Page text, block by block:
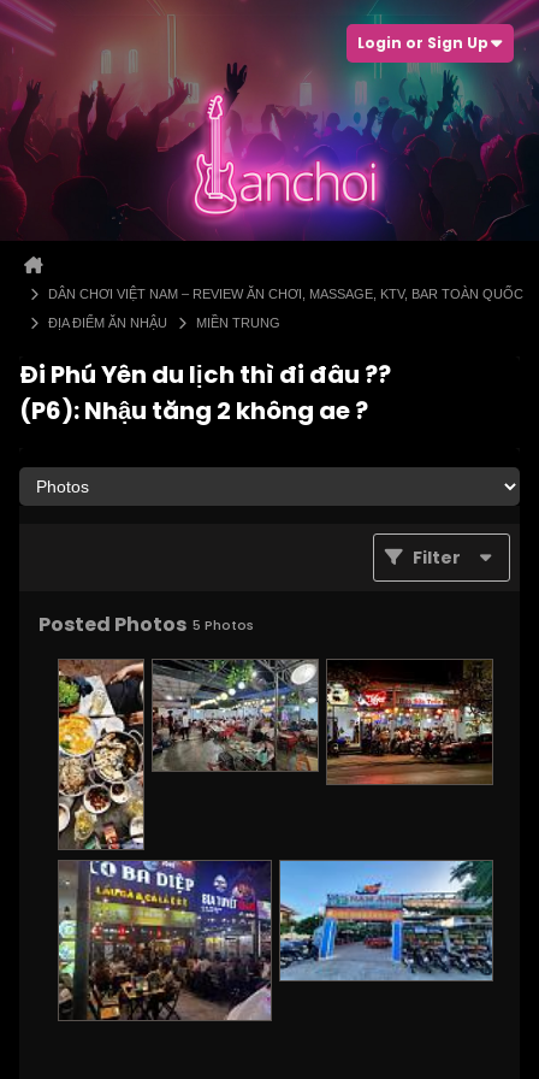
Login or Sign Up
DÂN CHƠI VIỆT NAM – REVIEW ĂN CHƠI, MASSAGE, KTV, BAR TOÀN QUỐC
ĐỊA ĐIỂM ĂN NHẬU
MIỀN TRUNG
Đi Phú Yên du lịch thì đi đâu ??
(P6): Nhậu tăng 2 không ae ?
Filter
Posted Photos 5 Photos